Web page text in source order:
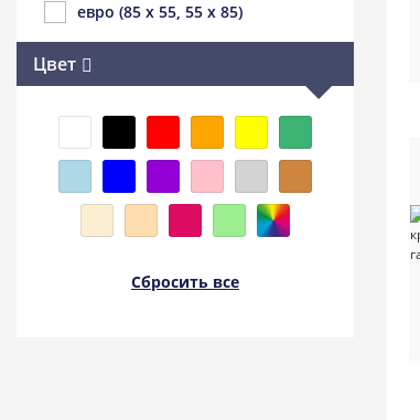
евро (85 x 55, 55 x 85)
Цвет
Сбросить все